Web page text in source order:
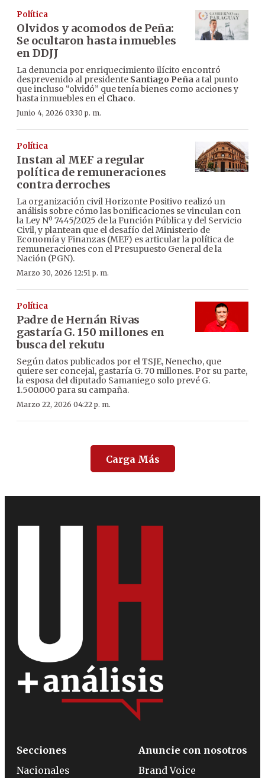
Política
Olvidos y acomodos de Peña:
Se ocultaron hasta inmuebles
en DDJJ
La denuncia por enriquecimiento ilícito encontró
desprevenido al presidente Santiago Peña a tal punto
que incluso “olvidó” que tenía bienes como acciones y
hasta inmuebles en el Chaco.
Junio 4, 2026 03:30 p. m.
Política
Instan al MEF a regular
política de remuneraciones
contra derroches
La organización civil Horizonte Positivo realizó un
análisis sobre cómo las bonificaciones se vinculan con
la Ley Nº 7445/2025 de la Función Pública y del Servicio
Civil, y plantean que el desafío del Ministerio de
Economía y Finanzas (MEF) es articular la política de
remuneraciones con el Presupuesto General de la
Nación (PGN).
Marzo 30, 2026 12:51 p. m.
Política
Padre de Hernán Rivas
gastaría G. 150 millones en
busca del rekutu
Según datos publicados por el TSJE, Nenecho, que
quiere ser concejal, gastaría G. 70 millones. Por su parte,
la esposa del diputado Samaniego solo prevé G.
1.500.000 para su campaña.
Marzo 22, 2026 04:22 p. m.
Carga Más
Secciones
Nacionales
Anuncie con nosotros
Brand Voice